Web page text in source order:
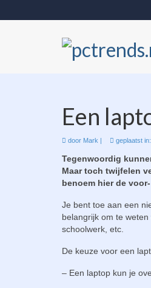
Een
door Mark | geplaatst in:
Tegenwoordig
Maar toch twijfelen
benoem hier de
Je bent toe aan een
belangrijk om te
schoolwerk, etc.
De keuze voor een
– Een laptop kun je